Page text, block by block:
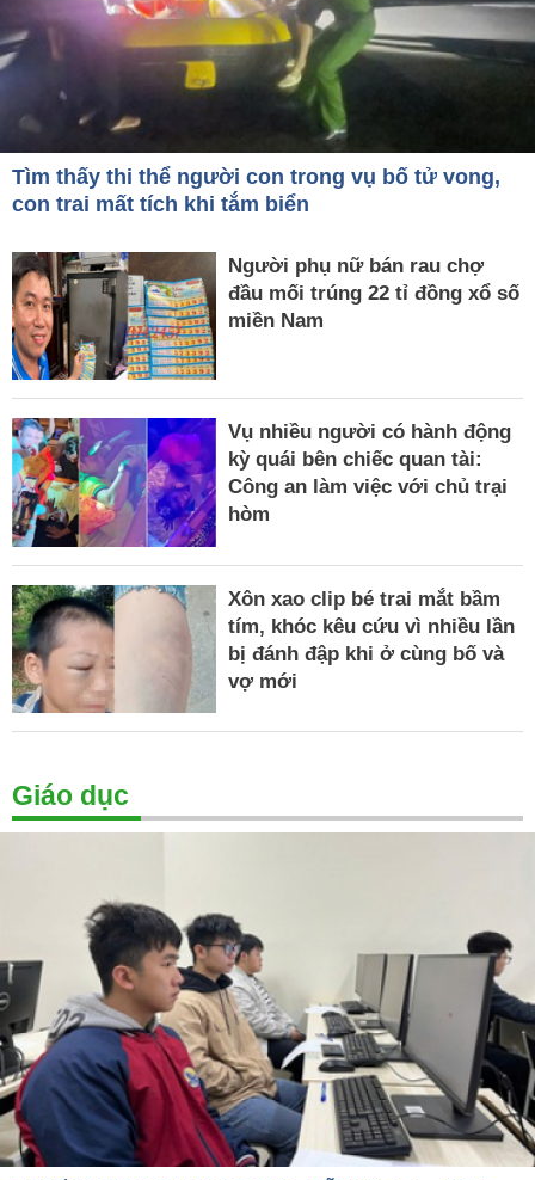
Tìm thấy thi thể người con trong vụ bố tử vong,
con trai mất tích khi tắm biển
Người phụ nữ bán rau chợ
đầu mối trúng 22 tỉ đồng xổ số
miền Nam
Vụ nhiều người có hành động
kỳ quái bên chiếc quan tài:
Công an làm việc với chủ trại
hòm
Xôn xao clip bé trai mắt bầm
tím, khóc kêu cứu vì nhiều lần
bị đánh đập khi ở cùng bố và
vợ mới
Giáo dục